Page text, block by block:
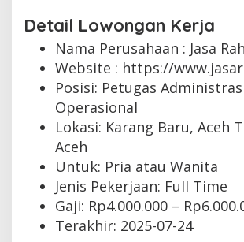
Detail Lowongan Kerja
Nama Perusahaan : Jasa
Website : https://
Posisi: Petugas
Operasional
Lokasi: Karang Baru, Aceh
Aceh
Untuk: Pria atau Wanita
Jenis Pekerjaan: Full Time
Gaji: Rp4.000.000 – Rp
Terakhir: 2025-07-24